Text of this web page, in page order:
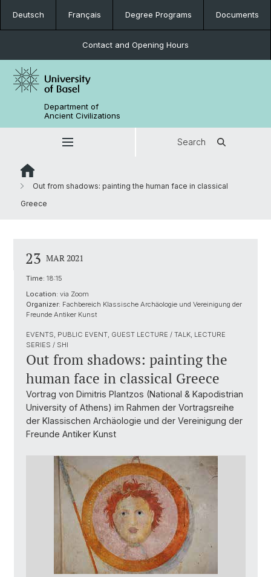
Deutsch Français Degree Programs Documents
Contact and Opening Hours
Department of
Ancient Civilizations
Search
Out from shadows: painting the human face in classical
Greece
23 MAR 2021
Time: 18:15
Location: via Zoom
Organizer: Fachbereich Klassische Archäologie und Vereinigung der
Freunde Antiker Kunst
EVENTS, PUBLIC EVENT, GUEST LECTURE / TALK, LECTURE
SERIES / SHI
Out from shadows: painting the
human face in classical Greece
Vortrag von Dimitris Plantzos (National & Kapodistrian
University of Athens) im Rahmen der Vortragsreihe
der Klassischen Archäologie und der Vereinigung der
Freunde Antiker Kunst